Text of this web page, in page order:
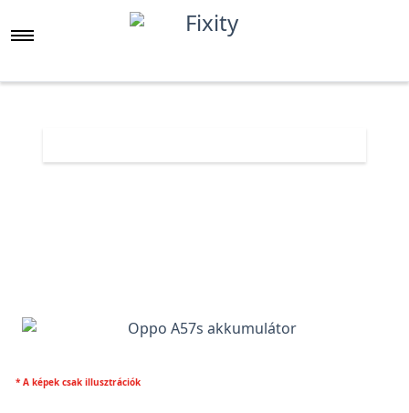
* A képek csak illusztrációk